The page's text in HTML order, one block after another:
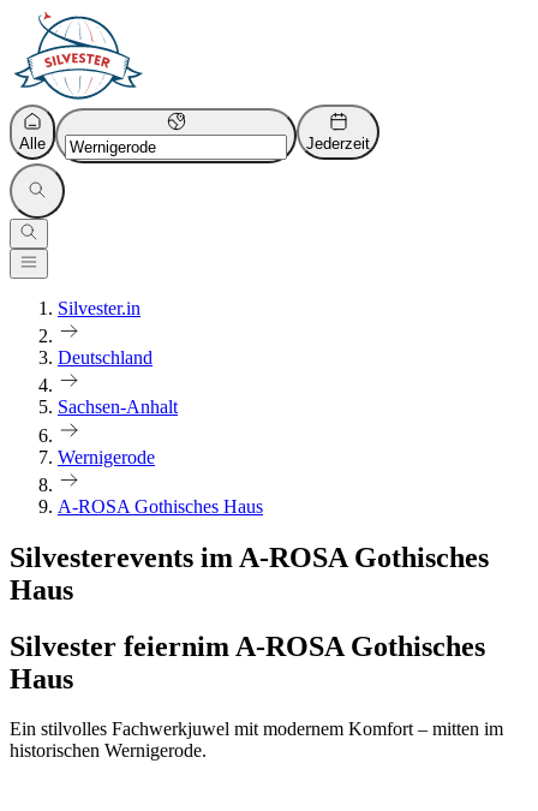
Alle Jederzeit
Silvester.in
Deutschland
Sachsen-Anhalt
Wernigerode
A-ROSA Gothisches Haus
Silvesterevents im A-ROSA Gothisches
Haus
Silvester feiernim A-ROSA Gothisches
Haus
Ein stilvolles Fachwerkjuwel mit modernem Komfort – mitten im
historischen Wernigerode.